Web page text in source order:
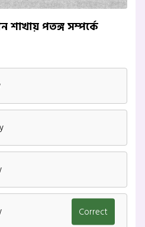
শাখায় পতঙ্গ সম্পর্কে
Correct